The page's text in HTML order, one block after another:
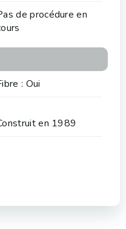
de procédure en
: Oui
en 1989